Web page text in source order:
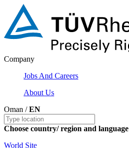
Company
Jobs And Careers
About Us
Oman /EN
Choose country/ region and language
World Site